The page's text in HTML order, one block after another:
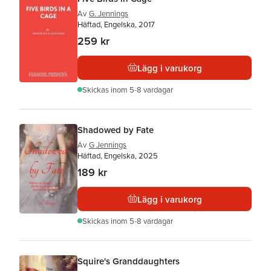
Av G. Jennings
Häftad, Engelska, 2017
259 kr
Lägg i varukorg
Skickas inom 5-8 vardagar
Shadowed by Fate
Av G Jennings
Häftad, Engelska, 2025
189 kr
Lägg i varukorg
Skickas inom 5-8 vardagar
Squire's Granddaughters